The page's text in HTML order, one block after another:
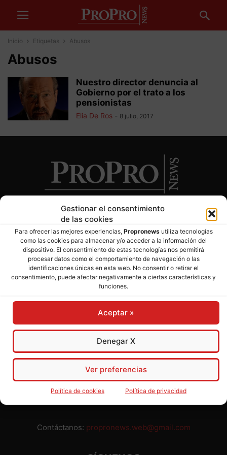
Gestionar el consentimiento
de las cookies
Para ofrecer las mejores experiencias, Propronewsutiliza tecnologías
como las cookies para almacenar y/o acceder a la información del
dispositivo. El consentimiento de estas tecnologías nos permitirá
procesar datos como el comportamiento de navegación o las
identificaciones únicas en esta web. No consentir o retirar el
consentimiento, puede afectar negativamente a ciertas características y
funciones.
Aceptar »
Denegar X
Ver preferencias
Política de cookies Política de privacidad
Inicio Etiquetas Abusos
Abusos
Nuestro director denuncia al
Gobierno por el trato a los
pensionistas
Elia De Ros - 8 julio, 2017
SOBRE NOSOTROS
Director: José Mª Pagador- Subdirectora: Rosa Puch
José María Pagador Otero - Wikipedia
Para preservar nuestra independencia,
admite publicidad ni subvenciones o ayudas públicas o
privadas. Ninguno de nuestros directivos, redactores y
colaboradores percibe remuneración alguna. Realizamos
nuestro trabajo por amor al periodismo, a la verdad y a la
libertad y en solidaridad con la ciudadanía.
Usted puede colaborar con nosotros divulgando nuestro
periódico, compartiendo nuestros contenidos, sugiriendo temas
y comunicándonos cualquier injusticia o asunto de interés.
Contáctanos: propronews.web@gmail.com